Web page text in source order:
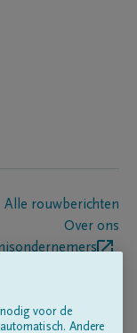
Alle rouwberichten
Over ons
voor de
Andere